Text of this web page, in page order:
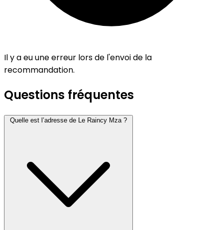
Il y a eu une erreur lors de l'envoi de la
recommandation.
Questions fréquentes
Quelle est l’adresse de Le Raincy Mza ?